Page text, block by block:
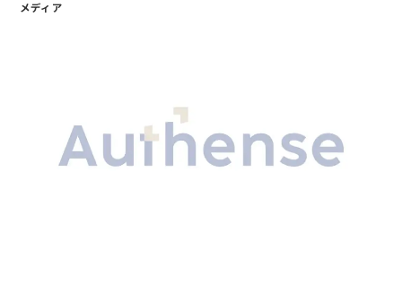
メディア